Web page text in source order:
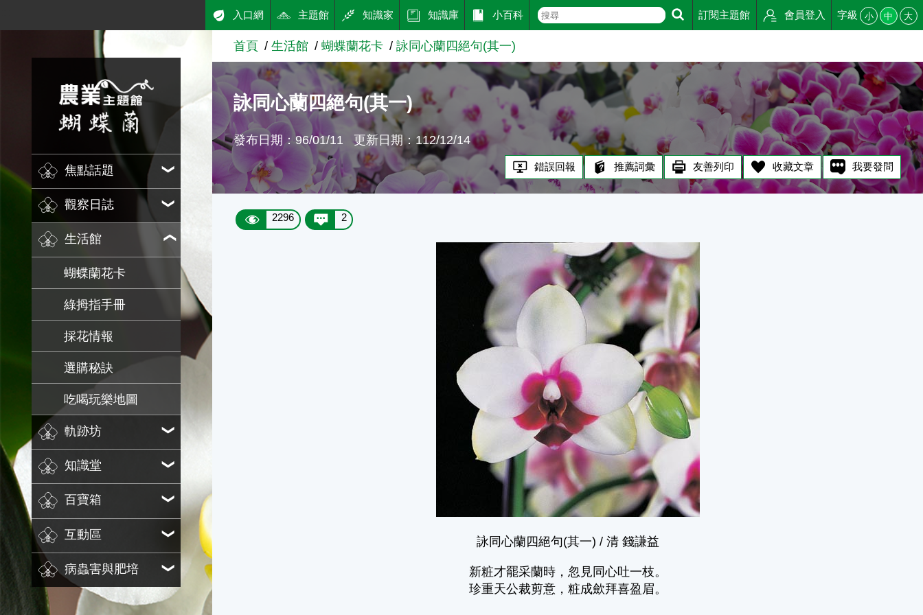
農業知識入口網
焦點話題
觀察日誌
生活館
蝴蝶蘭花卡
綠拇指手冊
採花情報
選購秘訣
吃喝玩樂地圖
軌跡坊
知識堂
百寶箱
互動區
病蟲害與肥培
入口網 主題館 知識家 知識庫 小百科 訂閱主題館 會員登入 字級 小 中 大
首頁 生活館 蝴蝶蘭花卡 詠同心蘭四絕句(其一)
詠同心蘭四絕句(其一)
發布日期：96/01/11 更新日期：112/12/14
錯誤回報 推薦詞彙 友善列印 收藏文章 我要發問
2296 2
詠同心蘭四絕句(其一) / 清 錢謙益
新粧才罷采蘭時，忽見同心吐一枝。
珍重天公裁剪意，粧成歛拜喜盈眉。